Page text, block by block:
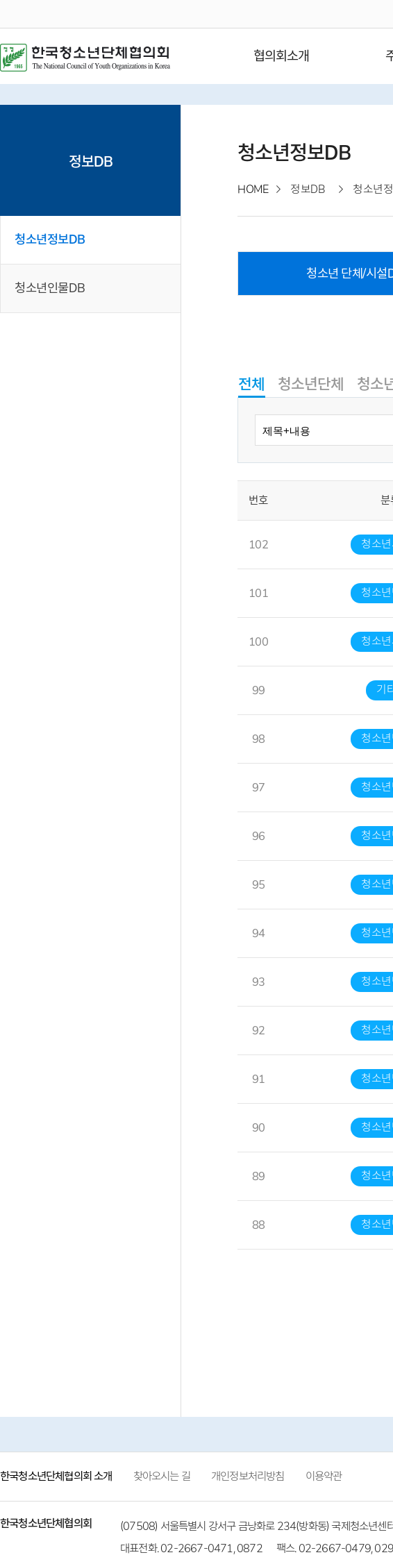
협의회소개
정보DB
청소년정보DB
청소년인물DB
청소년정보DB
HOME 정보DB 청소년
청소년 단체/시설
전체 청소년단체 청소
번호 분
102 청소
101 청소
100 청소
99 기
98 청소
97 청소
96 청소
95 청소
94 청소
93 청소
92 청소
91 청소
90 청소
89 청소
88 청소
한국청소년단체협의회 소개 찾아오시는 길 개인정보처리방침 이용약관
한국청소년단체협의회
(07508) 서울특별시 강서구 금낭화로 234(방화동) 국제청소년센
대표전화. 02-2667-0471, 0872
팩스. 02-2667-0479,